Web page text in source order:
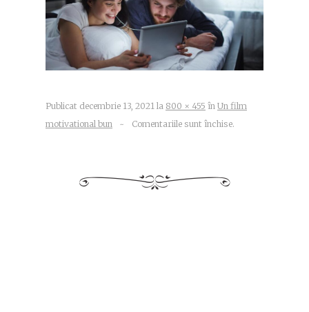
Publicat decembrie 13, 2021 la 800 × 455 în Un film
motivational bun
~ Comentariile sunt închise.